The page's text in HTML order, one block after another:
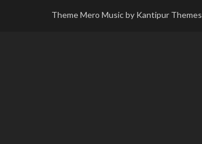
Theme Mero Music by Kantipur Themes